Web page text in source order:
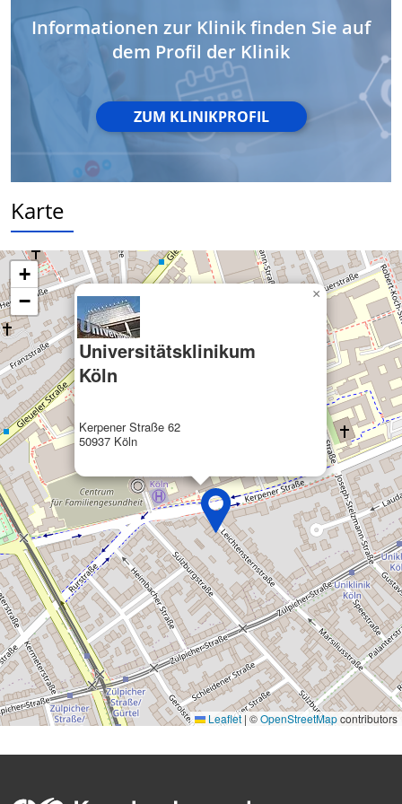
Informationen zur Klinik finden Sie auf
dem Profil der Klinik
ZUM KLINIKPROFIL
Karte
Universitätsklinikum
Köln
Kerpener Straße 62
50937 Köln
×
+
−
Leaflet | ©OpenStreetMapcontributors
Geräte anhand von aktiv angeforderten
Informationen identifizieren
Nicht-IAB-Verarbeitungszwecke:
Notwendig
Performance
Funktional